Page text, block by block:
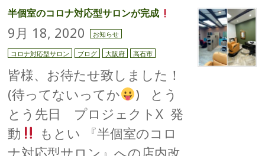
半個室のコロナ対応型サロンが完成
9月 18, 2020 お知らせ
コロナ対応型サロン ブログ 大阪府 高石市
皆様、お待たせ致しました！
(待ってないってか
) とう
とう先日 プロジェクトX 発
動
もとい 『半個室のコロ
ナ対応型サロン』への店内改